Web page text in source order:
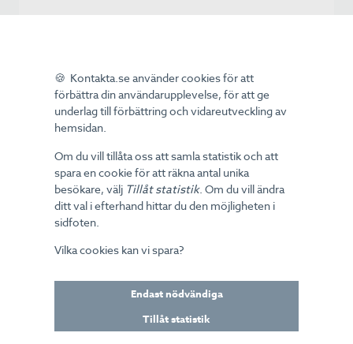
marknad. Genom Finansinspektionens
godkännande kan vi erbjuda enkelhet och
trygghet för våra uppdragsgivare att nyttja oss
som extern partner för försäljning och
kundservice. Jag ser fram emot att diskutera
outsourcingens fördelar med en helt ny
marknad, säger Mattias Lööv, CEO på H1.
Om H1 Communication
H1 Communication är ett nordiskt BPO-företag
erbjuder outsourcing av kundservice, teknisk
dina kunder ledande kundupplevelser genom
fokus på kvalitet, informationssäkerhet och
medarbetarvarumärket (HAPPY-filosofin). Som
Nordens största delägarledda branschaktör
🍪 Kontakta.se använder cookies för att
förbättra din användarupplevelse, för att ge
underlag till förbättring och vidareutveckling av
hemsidan.
Om du vill tillåta oss att samla statistik och att
spara en cookie för att räkna antal unika
besökare, välj Tillåt statistik. Om du vill ändra
ditt val i efterhand hittar du den möjligheten i
sidfoten.
Vilka cookies kan vi spara?
Endast nödvändiga
Tillåt statistik